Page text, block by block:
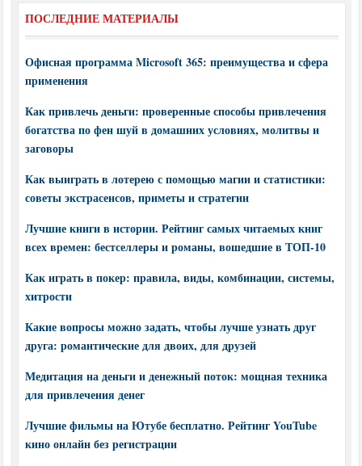
ПОСЛЕДНИЕ МАТЕРИАЛЫ
Офисная программа Microsoft 365: преимущества и сфера
применения
Как привлечь деньги: проверенные способы привлечения
богатства по фен шуй в домашних условиях, молитвы и
заговоры
Как выиграть в лотерею с помощью магии и статистики:
советы экстрасенсов, приметы и стратегии
Лучшие книги в истории. Рейтинг самых читаемых книг
всех времен: бестселлеры и романы, вошедшие в ТОП-10
Как играть в покер: правила, виды, комбинации, системы,
хитрости
Какие вопросы можно задать, чтобы лучше узнать друг
друга: романтические для двоих, для друзей
Медитация на деньги и денежный поток: мощная техника
для привлечения денег
Лучшие фильмы на Ютубе бесплатно. Рейтинг YouTube
кино онлайн без регистрации